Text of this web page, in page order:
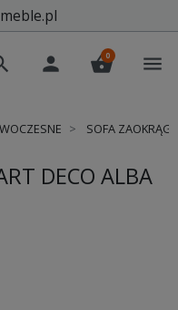
person shopping_basket
0 menu
SOFA
DECO ALBA